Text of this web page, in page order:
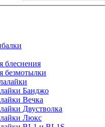
блеснения
безмотылки
Банджо
Вечка
Двустволка
Люкс